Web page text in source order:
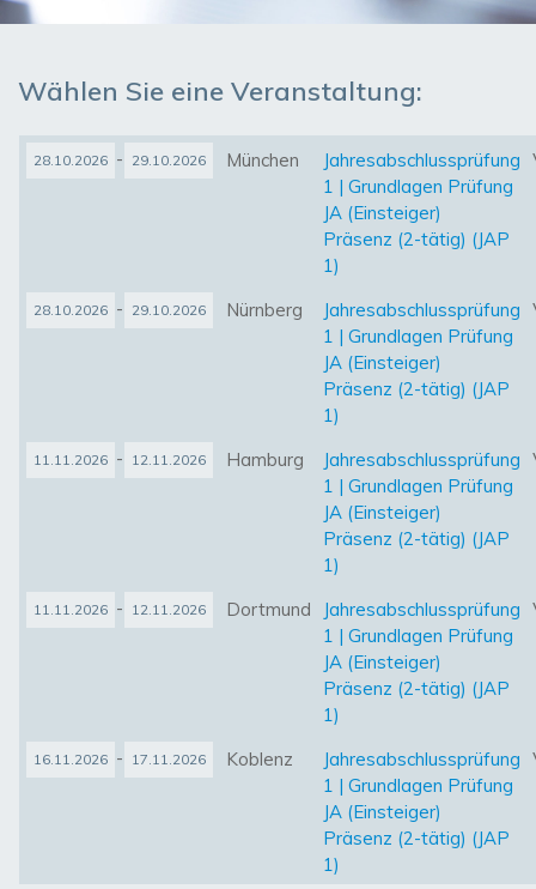
Wählen Sie eine Veranstaltung:
28.10.2026 - 29.10.2026 München
Jahresabschlussprüfung
1 | Grundlagen Prüfung
JA (Einsteiger)
Präsenz (2-tätig) (JAP
1)
28.10.2026 - 29.10.2026 Nürnberg
Jahresabschlussprüfung
1 | Grundlagen Prüfung
JA (Einsteiger)
Präsenz (2-tätig) (JAP
1)
11.11.2026 - 12.11.2026 Hamburg
Jahresabschlussprüfung
1 | Grundlagen Prüfung
JA (Einsteiger)
Präsenz (2-tätig) (JAP
1)
11.11.2026 - 12.11.2026 Dortmund
Jahresabschlussprüfung
1 | Grundlagen Prüfung
JA (Einsteiger)
Präsenz (2-tätig) (JAP
1)
16.11.2026 - 17.11.2026 Koblenz
Jahresabschlussprüfung
1 | Grundlagen Prüfung
JA (Einsteiger)
Präsenz (2-tätig) (JAP
1)